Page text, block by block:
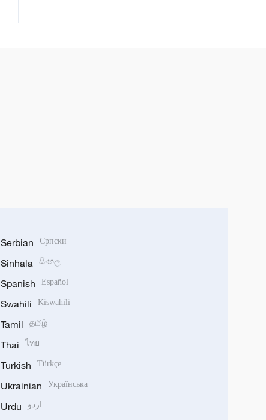
Serbian Српски
Sinhala සිංහල
Spanish Español
Swahili Kiswahili
Tamil தமிழ்
Thai ไทย
Turkish Türkçe
Ukrainian Українська
Urdu اردو